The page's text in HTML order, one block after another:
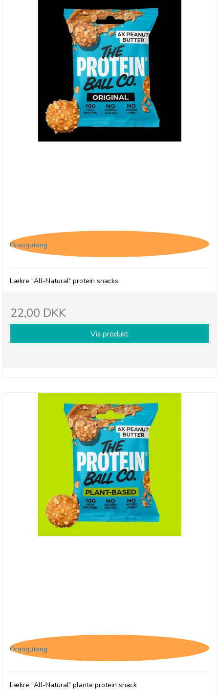
Orangutang
Lækre "All-Natural" protein snacks
22,00 DKK
Vis produkt
Orangutang
Lækre "All-Natural" plante protein snack